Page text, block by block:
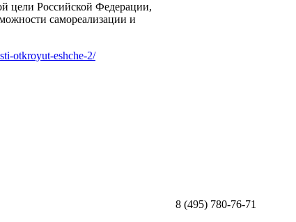
цели Российской Федерации,
самореализации и
otkroyut-eshche-2/
8 (495) 780-76-71